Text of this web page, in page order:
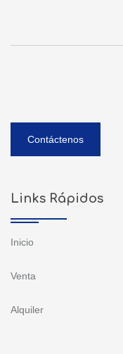
Contáctenos
Links Rápidos
Inicio
Venta
Alquiler